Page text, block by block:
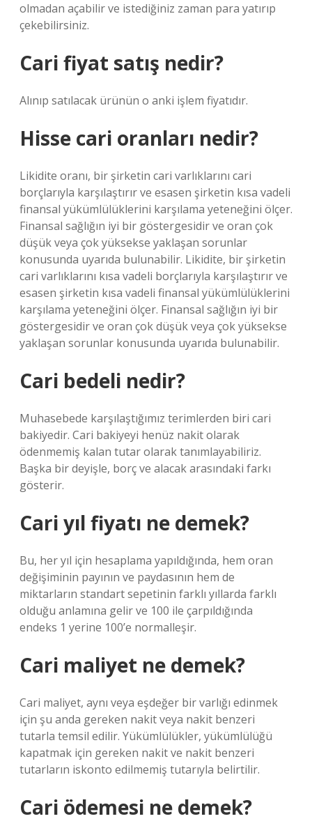
olmadan açabilir ve istediğiniz zaman para yatırıp
çekebilirsiniz.
Cari fiyat satış nedir?
Alınıp satılacak ürünün o anki işlem fiyatıdır.
Hisse cari oranları nedir?
Likidite oranı, bir şirketin cari varlıklarını cari
borçlarıyla karşılaştırır ve esasen şirketin kısa vadeli
finansal yükümlülüklerini karşılama yeteneğini ölçer.
Finansal sağlığın iyi bir göstergesidir ve oran çok
düşük veya çok yüksekse yaklaşan sorunlar
konusunda uyarıda bulunabilir. Likidite, bir şirketin
cari varlıklarını kısa vadeli borçlarıyla karşılaştırır ve
esasen şirketin kısa vadeli finansal yükümlülüklerini
karşılama yeteneğini ölçer. Finansal sağlığın iyi bir
göstergesidir ve oran çok düşük veya çok yüksekse
yaklaşan sorunlar konusunda uyarıda bulunabilir.
Cari bedeli nedir?
Muhasebede karşılaştığımız terimlerden biri cari
bakiyedir. Cari bakiyeyi henüz nakit olarak
ödenmemiş kalan tutar olarak tanımlayabiliriz.
Başka bir deyişle, borç ve alacak arasındaki farkı
gösterir.
Cari yıl fiyatı ne demek?
Bu, her yıl için hesaplama yapıldığında, hem oran
değişiminin payının ve paydasının hem de
miktarların standart sepetinin farklı yıllarda farklı
olduğu anlamına gelir ve 100 ile çarpıldığında
endeks 1 yerine 100’e normalleşir.
Cari maliyet ne demek?
Cari maliyet, aynı veya eşdeğer bir varlığı edinmek
için şu anda gereken nakit veya nakit benzeri
tutarla temsil edilir. Yükümlülükler, yükümlülüğü
kapatmak için gereken nakit ve nakit benzeri
tutarların iskonto edilmemiş tutarıyla belirtilir.
Cari ödemesi ne demek?